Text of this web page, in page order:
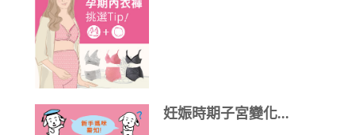
妊娠時期子宮變化...